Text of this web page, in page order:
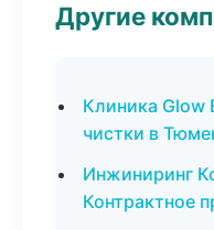
Другие
Клиника Glow
чистки в
Инжиниринг
Контрактное